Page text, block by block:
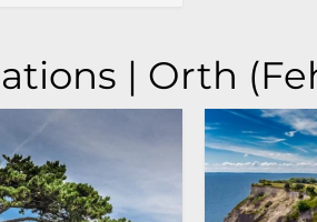
| Orth